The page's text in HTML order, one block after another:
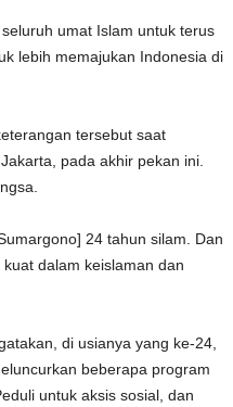
umat Islam untuk terus
lebih memajukan Indonesia di
tersebut saat
pada akhir pekan ini.
24 tahun silam. Dan
dalam keislaman dan
di usianya yang ke-24,
beberapa program
untuk aksis sosial, dan